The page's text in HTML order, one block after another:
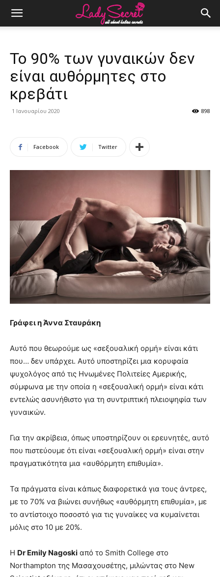
Το 90% των γυναικών δεν
είναι αυθόρμητες στο
κρεβάτι
1 Ιανουαρίου 2020 898
Facebook Twitter
Γράφει η Άννα Σταυράκη
Αυτό που θεωρούμε ως «σεξουαλική ορμή» είναι κάτι
που… δεν υπάρχει. Αυτό υποστηρίζει μια κορυφαία
ψυχολόγος από τις Ηνωμένες Πολιτείες Αμερικής,
σύμφωνα με την οποία η «σεξουαλική ορμή» είναι κάτι
εντελώς ασυνήθιστο για τη συντριπτική πλειοψηφία των
γυναικών.
Για την ακρίβεια, όπως υποστηρίζουν οι ερευνητές, αυτό
που πιστεύουμε ότι είναι «σεξουαλική ορμή» είναι στην
πραγματικότητα μια «αυθόρμητη επιθυμία».
Τα πράγματα είναι κάπως διαφορετικά για τους άντρες,
με το 70% να βιώνει συνήθως «αυθόρμητη επιθυμία», με
το αντίστοιχο ποσοστό για τις γυναίκες να κυμαίνεται
μόλις στο 10 με 20%.
Η Dr Emily Nagoski από το Smith College στο
Northampton της Μασαχουσέτης, μιλώντας στο New